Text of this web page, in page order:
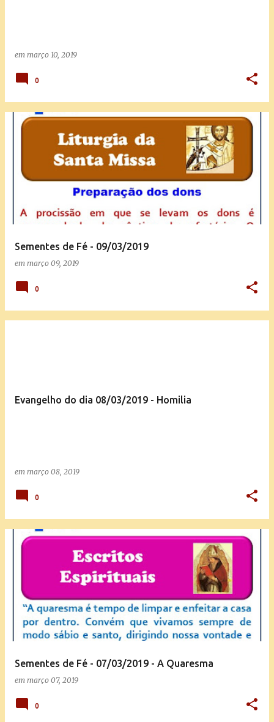
em março 10, 2019
0
Sementes de Fé - 09/03/2019
em março 09, 2019
0
Evangelho do dia 08/03/2019 - Homilia
em março 08, 2019
0
Sementes de Fé - 07/03/2019 - A Quaresma
em março 07, 2019
0